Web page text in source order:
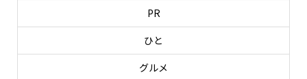
PR
ひと
グルメ